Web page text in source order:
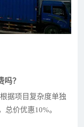
？
据项目复杂度单独
总价优惠10%。